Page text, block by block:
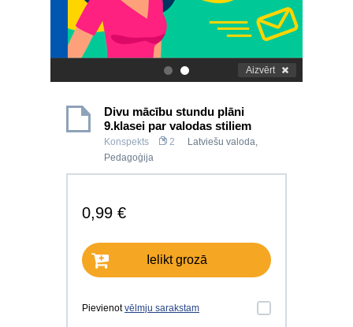
. Aizvērt
Divu mācību stundu plāni
9.klasei par valodas stiliem
Konspekts 2 Latviešu valoda,
Pedagoģija
0,99 €
Ielikt grozā
Pievienotvēlmju sarakstam